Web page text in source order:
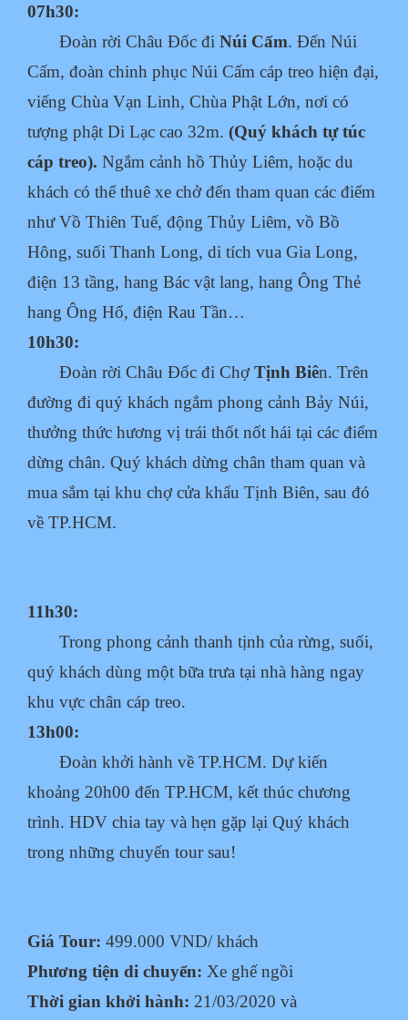
07h30:
Đoàn rời Châu Đốc đi Núi Cấm. Đến Núi
Cấm, đoàn chinh phục Núi Cấm cáp treo hiện đại,
viếng Chùa Vạn Linh, Chùa Phật Lớn, nơi có
tượng phật Di Lạc cao 32m. (Quý khách tự túc
cáp treo). Ngắm cảnh hồ Thủy Liêm, hoặc du
khách có thể thuê xe chở đến tham quan các điểm
như Vồ Thiên Tuế, động Thủy Liêm, vồ Bồ
Hông, suối Thanh Long, di tích vua Gia Long,
điện 13 tầng, hang Bác vật lang, hang Ông Thẻ
hang Ông Hổ, điện Rau Tần…
10h30:
Đoàn rời Châu Đốc đi ChợTịnh Biên. Trên
đường đi quý khách ngắm phong cảnh Bảy Núi,
thưởng thức hương vị trái thốt nốt hái tại các điểm
dừng chân. Quý khách dừng chân tham quan và
mua sắm tại khu chợ cửa khẩu Tịnh Biên, sau đó
về TP.HCM.
11h30:
Trong phong cảnh thanh tịnh của rừng, suối,
quý khách dùng một bữa trưa tại nhà hàng ngay
khu vực chân cáp treo.
13h00:
Đoàn khởi hành về TP.HCM. Dự kiến
khoảng 20h00 đến TP.HCM, kết thúc chương
trình. HDV chia tay và hẹn gặp lại Quý khách
trong những chuyến tour sau!
Giá Tour: 499.000 VND/ khách
Phương tiện di chuyển: Xe ghế ngồi
Thời gian khởi hành: 21/03/2020 và